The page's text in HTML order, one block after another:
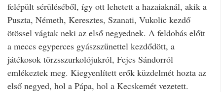
felépült sérüléséből, így ott lehetett a hazaiaknál, akik a
Puszta, Németh, Keresztes, Szanati, Vukolic kezdő
ötössel vágtak neki az első negyednek. A feldobás előtt
a meccs egyperces gyászszünettel kezdődött, a
játékosok törzsszurkolójukról, Fejes Sándorról
emlékeztek meg. Kiegyenlített erők küzdelmét hozta az
első negyed, hol a Pápa, hol a Kecskemét vezetett.